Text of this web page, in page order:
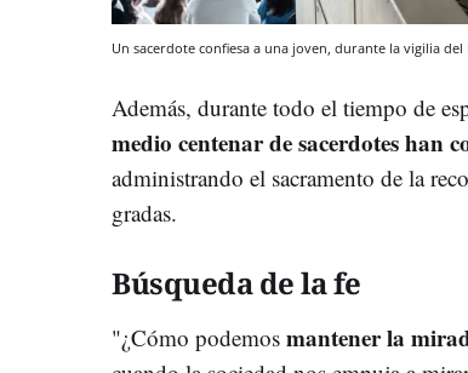
Un sacerdote confiesa a una joven, durante la vigilia del
Además, durante todo el tiempo de
medio centenar de sacerdotes han
administrando el sacramento de la
gradas.
Búsqueda de la fe
"¿Cómo podemos mantener la